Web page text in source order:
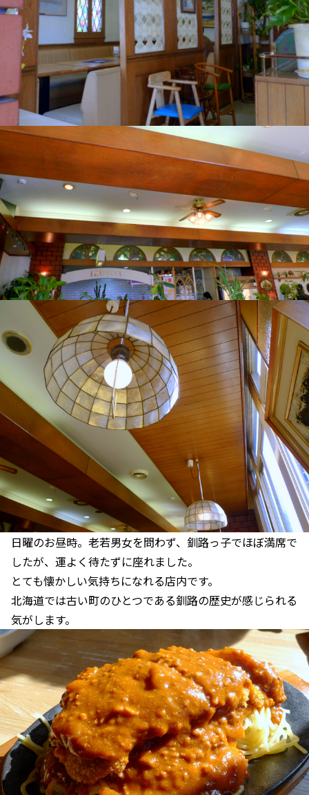
日曜のお昼時。老若男女を問わず、釧路っ子でほぼ満席で
したが、運よく待たずに座れました。
とても懐かしい気持ちになれる店内です。
北海道では古い町のひとつである釧路の歴史が感じられる
気がします。